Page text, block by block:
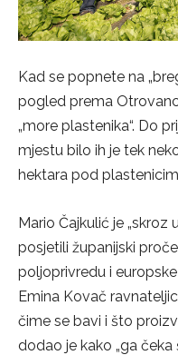
Kad se popnete na
pogled prema
„more plastenika“. Do
mjestu bilo ih je tek
hektara pod
Mario Čajkulić je „skroz
posjetili županijski
poljoprivredu i
Emina Kovač
čime se bavi i što
dodao je kako „ga čeka